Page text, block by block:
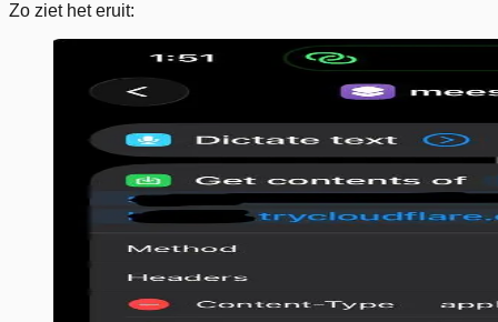
Zo ziet het eruit: